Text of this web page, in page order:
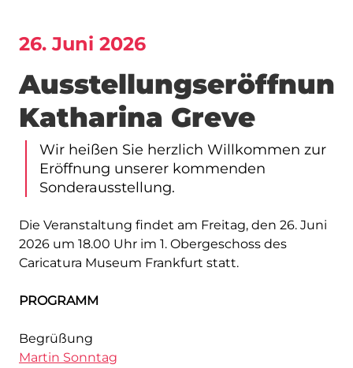
26. Juni 2026
Katharina Greve
Wir heißen Sie herzlich Willkommen zur
Eröffnung unserer kommenden
Sonderausstellung.
Die Veranstaltung findet am Freitag, den 26. Juni
2026 um 18.00 Uhr im 1. Obergeschoss des
Caricatura Museum Frankfurt statt.
PROGRAMM
Begrüßung
Martin Sonntag